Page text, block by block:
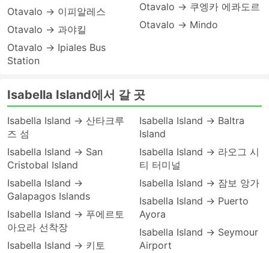
Otavalo → 이피알레스
Otavalo → 과야킬
Otavalo → Ipiales Bus
Station
Otavalo → 쿠엥카 에콰도르
Otavalo → Mindo
Isabella Island에서 갈 곳
Isabella Island → 산타크루
즈 섬
Isabella Island → San
Cristobal Island
Isabella Island →
Galapagos Islands
Isabella Island → 푸에르토
아요라 선착장
Isabella Island → 키토
Isabella Island → Baltra
Island
Isabella Island → 라오그 시
티 터미널
Isabella Island → 잠보 앙가
Isabella Island → Puerto
Ayora
Isabella Island → Seymour
Airport